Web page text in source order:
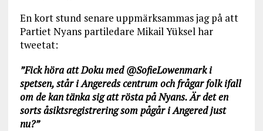
En kort stund senare uppmärksammas jag på att
Partiet Nyans partiledare Mikail Yüksel har
tweetat:
”Fick höra att Doku med @SofieLowenmark i
spetsen, står i Angereds centrum och frågar folk ifall
om de kan tänka sig att rösta på Nyans. Är det en
sorts åsiktsregistrering som pågår i Angered just
nu?”